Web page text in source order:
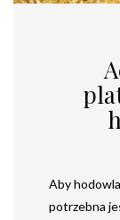
Aby
potrzebna